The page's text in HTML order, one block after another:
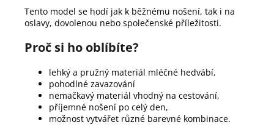
Tento model se hodí jak k běžnému nošení, tak i na
oslavy, dovolenou nebo společenské příležitosti.
Proč si ho oblíbíte?
lehký a pružný materiál mléčné hedvábí,
pohodlné zavazování
nemačkavý materiál vhodný na cestování,
příjemné nošení po celý den,
možnost vytvářet různé barevné kombinace.